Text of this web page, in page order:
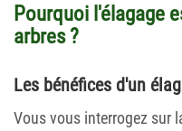
Pourquoi l'élagage
arbres ?
Les bénéfices d'un
Vous vous interrogez sur